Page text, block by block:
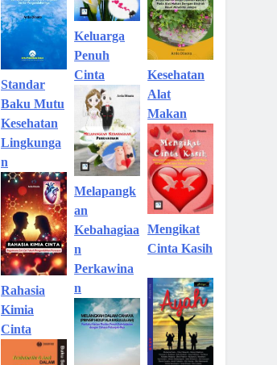
Standar
Baku Mutu
Kesehatan
Lingkunga
n
Rahasia
Kimia
Cinta
Keluarga
Penuh
Cinta
Melapangk
an
Kebahagiaa
n
Perkawina
n
Kesehatan
Alat
Makan
Mengikat
Cinta Kasih